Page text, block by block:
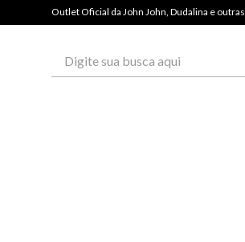
Outlet Oficial da John John, Dudalina e outras